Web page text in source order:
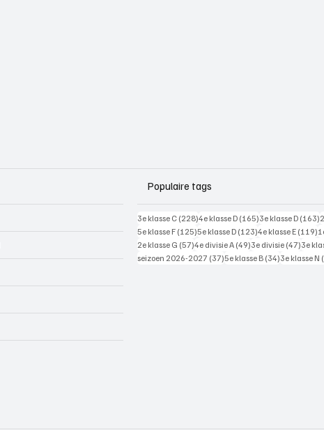
Populaire tags
3e klasse C (228)228 posts
4e klasse D (165)165 posts
3e klasse D (163)
5e klasse F (125)125 posts
5e klasse D (123)123 posts
4e klasse E (119)
2e klasse G (57)57 posts
4e divisie A (49)49 posts
3e divisie (47)47
3e
seizoen 2026-2027 (37)37 posts
5e klasse B (34)34 posts
3e klasse N